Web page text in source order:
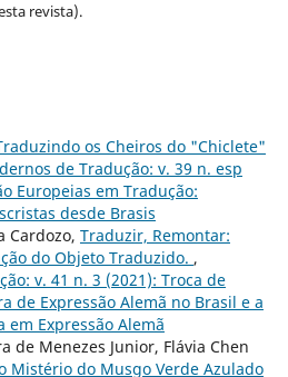
revista).
os Cheiros do "Chiclete"
de Tradução: v. 39 n. esp
Europeias em Tradução:
desde Brasis
Cardozo, Traduzir, Remontar:
do Objeto Traduzido. ,
v. 41 n. 3 (2021): Troca de
de Expressão Alemã no Brasil e a
Expressão Alemã
de Menezes Junior, Flávia Chen
Mistério do Musgo Verde Azulado